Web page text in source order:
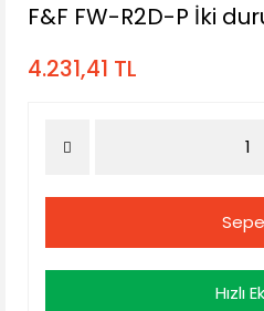
F&F FW-R2D-P İki
4.231,41 TL
Hızlı